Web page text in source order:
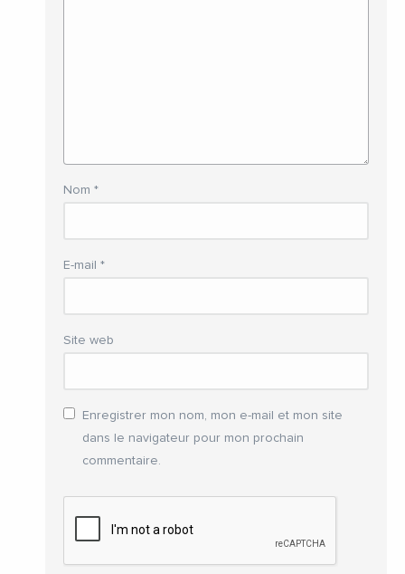
Nom *
E-mail *
Site web
Enregistrer mon nom, mon e-mail et mon site
dans le navigateur pour mon prochain
commentaire.